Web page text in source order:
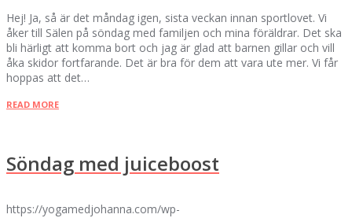
Hej! Ja, så är det måndag igen, sista veckan innan sportlovet. Vi
åker till Sälen på söndag med familjen och mina föräldrar. Det ska
bli härligt att komma bort och jag är glad att barnen gillar och vill
åka skidor fortfarande. Det är bra för dem att vara ute mer. Vi får
hoppas att det…
READ MORE
Söndag med juiceboost
https://yogamedjohanna.com/wp-